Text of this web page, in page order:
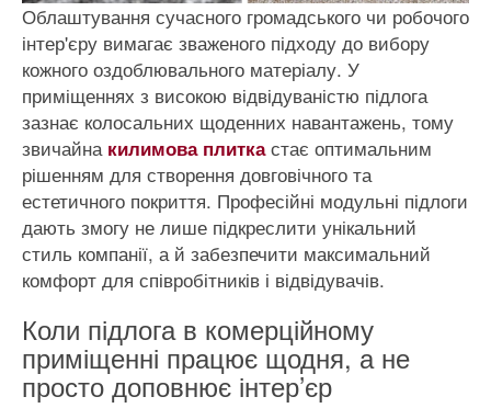
Облаштування сучасного громадського чи робочого
інтер'єру вимагає зваженого підходу до вибору
кожного оздоблювального матеріалу. У
приміщеннях з високою відвідуваністю підлога
зазнає колосальних щоденних навантажень, тому
звичайна килимова плиткастає оптимальним
рішенням для створення довговічного та
естетичного покриття. Професійні модульні підлоги
дають змогу не лише підкреслити унікальний
стиль компанії, а й забезпечити максимальний
комфорт для співробітників і відвідувачів.
Коли підлога в комерційному
приміщенні працює щодня, а не
просто доповнює інтер’єр